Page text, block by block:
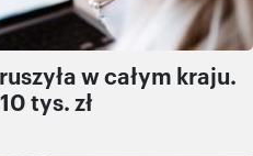
w całym kraju.
tys. zł